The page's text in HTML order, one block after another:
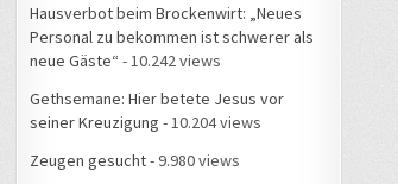
Hausverbot beim Brockenwirt: „Neues
Personal zu bekommen ist schwerer als
neue Gäste“ - 10.242 views
Gethsemane: Hier betete Jesus vor
seiner Kreuzigung - 10.204 views
Zeugen gesucht- 9.980 views